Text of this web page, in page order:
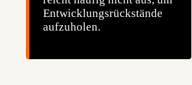
Entwicklungsrückstände
aufzuholen.